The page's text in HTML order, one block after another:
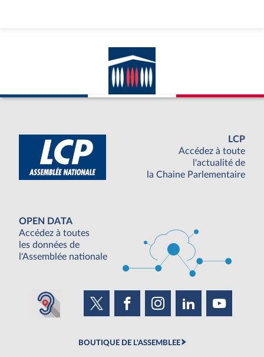
LCP
Accédez à toute
l'actualité de
la Chaine Parlementaire
OPEN DATA
Accédez à toutes
les données de
l'Assemblée nationale
BOUTIQUE DE L'ASSEMBLEE